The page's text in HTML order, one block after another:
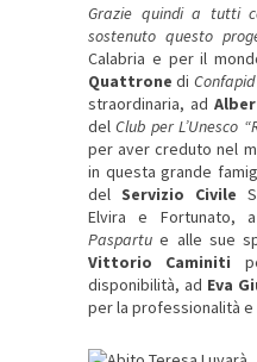
Grazie quindi a tutti
sostenuto questo
Calabria e per il
Quattrone di
straordinaria, ad
del Club per L’Unesco
per aver creduto nel
in questa grande
del Servizio Civile
Elvira e Fortunato, a
Paspartu e alle sue
Vittorio Caminiti
disponibilità, ad Eva
per la professionalità